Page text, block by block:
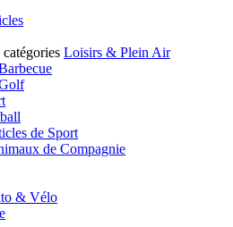
Loisirs & Plein Air
de Sport
de Compagnie
& Vélo